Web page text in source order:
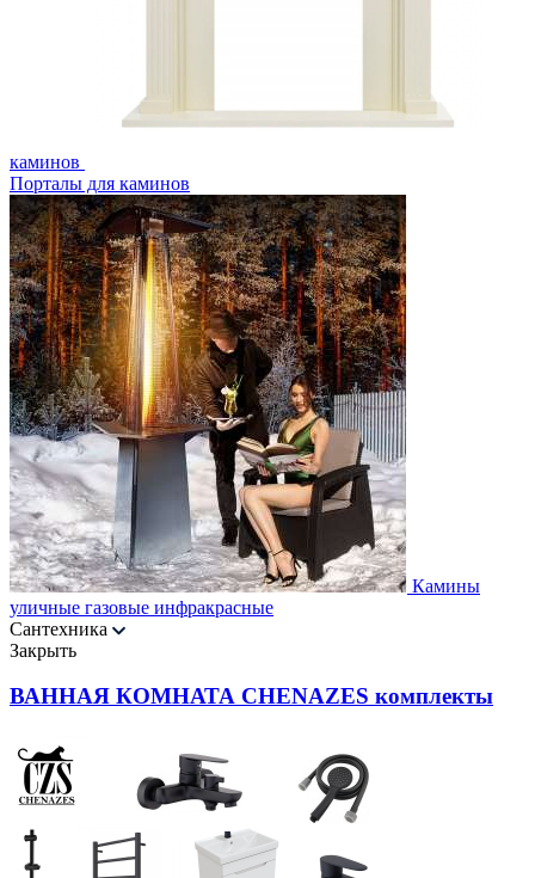
каминов
Порталы для каминов
Камины
уличные газовые инфракрасные
Сантехника
Закрыть
ВАННАЯ КОМНАТА CHENAZES комплекты